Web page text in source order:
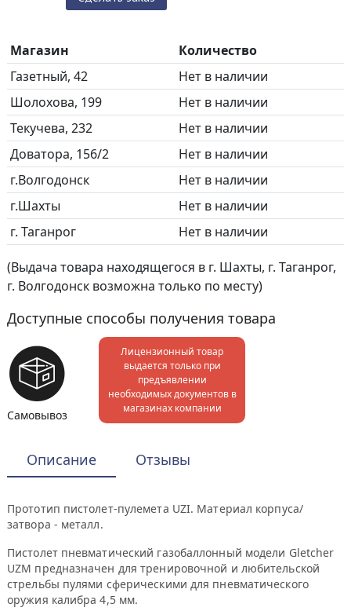
Магазин
Количество
Газетный, 42
Нет в наличии
Шолохова, 199
Нет в наличии
Текучева, 232
Нет в наличии
Доватора, 156/2
Нет в наличии
г.Волгодонск
Нет в наличии
г.Шахты
Нет в наличии
г. Таганрог
Нет в наличии
(Выдача товара находящегося в г. Шахты, г. Таганрог,
г. Волгодонск возможна только по месту)
Доступные способы получения товара
Самовывоз
Лицензионный товар
выдается только при
предъявлении
необходимых документов в
магазинах компании
Описание Отзывы
Прототип пистолет-пулемета UZI. Материал корпуса/
затвора - металл.
Пистолет пневматический газобаллонный модели Gletcher
UZM предназначен для тренировочной и любительской
стрельбы пулями сферическими для пневматического
оружия калибра 4,5 мм.